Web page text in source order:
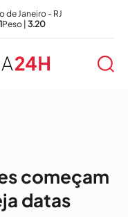
de Janeiro - RJ
Peso | 3.20
começam
datas